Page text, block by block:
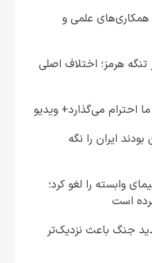
علمی و
تنگه هرمز؛ اختلاف اصلی
ما احترام می‌گذارد+ ویدیو
ایران را نگه
وابسته را لغو کرد؛
است
جنگ باعث نزدیک‌تر